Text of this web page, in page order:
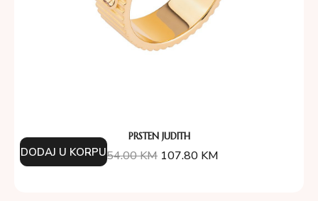
PRSTEN JUDITH
154.00KM 107.80 KM
DODAJ U KORPU